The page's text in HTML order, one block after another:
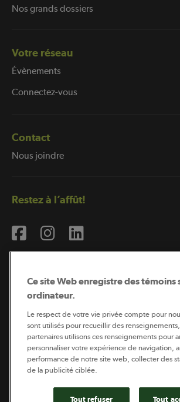
Nos grands dossiers
Votre réseau
Évènements
Connectez-vous
Contact
Nous joindre
Restez à l’affût!
Coopérateur est publié par Sollio
Il est l’outil d’information de la
québécoise.
Ce site Web enregistre des témoins
ordinateur.
Le respect de votre vie privée compte pour
sont utilisés pour recueillir des
partenaires utilisons ces renseignements pour
personnaliser votre expérience de navigation,
performance de notre site web, collecter des
de la publicité ciblée.
Tout refuser Tout